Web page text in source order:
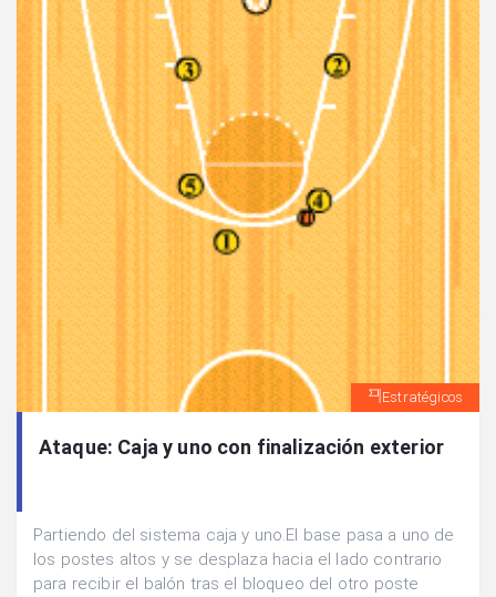
Estratégicos
Ataque: Caja y uno con finalización exterior
Partiendo del sistema caja y uno.El base pasa a uno de
los postes altos y se desplaza hacia el lado contrario
para recibir el balón tras el bloqueo del otro poste